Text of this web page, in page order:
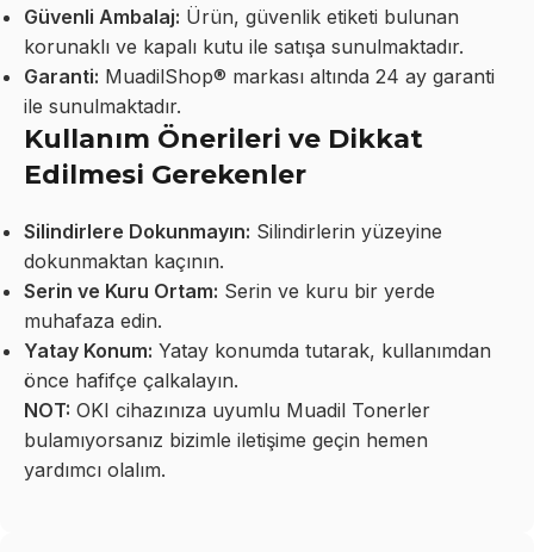
Güvenli Ambalaj: Ürün, güvenlik etiketi bulunan
korunaklı ve kapalı kutu ile satışa sunulmaktadır.
Garanti: MuadilShop® markası altında 24 ay garanti
ile sunulmaktadır.
Kullanım Önerileri ve Dikkat
Edilmesi Gerekenler
Silindirlere Dokunmayın: Silindirlerin yüzeyine
dokunmaktan kaçının.
Serin ve Kuru Ortam: Serin ve kuru bir yerde
muhafaza edin.
Yatay Konum: Yatay konumda tutarak, kullanımdan
önce hafifçe çalkalayın.
NOT: OKI cihazınıza uyumlu Muadil Tonerler
bulamıyorsanız bizimle iletişime geçin hemen
yardımcı olalım.